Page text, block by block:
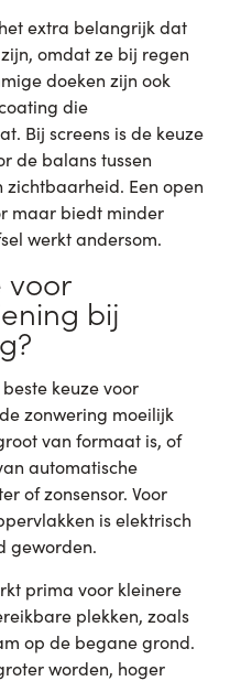
extra belangrijk dat
omdat ze bij regen
doeken zijn ook
die
Bij screens is de keuze
de balans tussen
Een open
maar biedt minder
werkt andersom.
voor
bij
keuze voor
zonwering moeilijk
van formaat is, of
automatische
of zonsensor. Voor
is elektrisch
geworden.
prima voor kleinere
plekken, zoals
op de begane grond.
worden, hoger